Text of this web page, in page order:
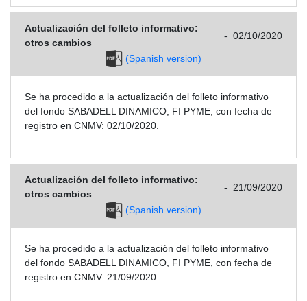
Actualización del folleto informativo:
otros cambios
- 02/10/2020
(Spanish version)
Se ha procedido a la actualización del folleto informativo
del fondo SABADELL DINAMICO, FI PYME, con fecha de
registro en CNMV: 02/10/2020.
Actualización del folleto informativo:
otros cambios
- 21/09/2020
(Spanish version)
Se ha procedido a la actualización del folleto informativo
del fondo SABADELL DINAMICO, FI PYME, con fecha de
registro en CNMV: 21/09/2020.